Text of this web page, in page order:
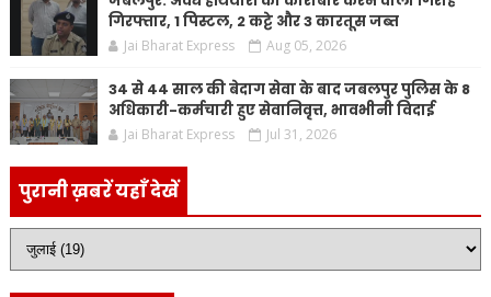
गिरफ्तार, 1 पिस्टल, 2 कट्टे और 3 कारतूस जब्त
Jai Bharat Express Aug 05, 2026
34 से 44 साल की बेदाग सेवा के बाद जबलपुर पुलिस के 8
अधिकारी-कर्मचारी हुए सेवानिवृत्त, भावभीनी विदाई
Jai Bharat Express Jul 31, 2026
पुरानी ख़बरें यहाँ देखें